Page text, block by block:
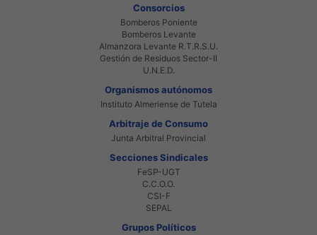
Consorcios
Bomberos Poniente
Bomberos Levante
Almanzora Levante R.T.R.S.U.
Gestión de Residuos Sector-II
U.N.E.D.
Organismos autónomos
Instituto Almeriense de Tutela
Arbitraje de Consumo
Junta Arbitral Provincial
Secciones Sindicales
FeSP-UGT
C.C.O.O.
CSI-F
SEPAL
Grupos Políticos